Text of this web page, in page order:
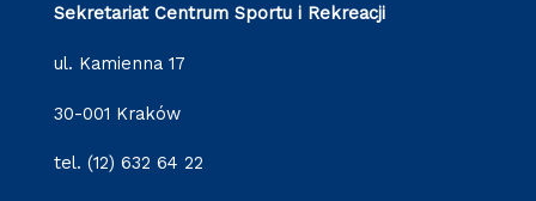
Sekretariat Centrum Sportu i Rekreacji
ul. Kamienna 17
30-001 Kraków
tel. (12) 632 64 22